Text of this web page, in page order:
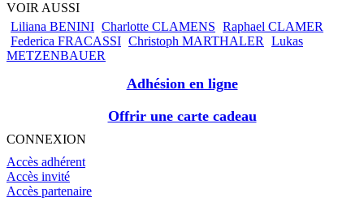
VOIR AUSSI
Liliana BENINI Charlotte CLAMENS Raphael CLAMER
Federica FRACASSI Christoph MARTHALER
Lukas
METZENBAUER
Adhésion en ligne
Offrir une carte cadeau
CONNEXION
Accès adhérent
Accès invité
Accès partenaire